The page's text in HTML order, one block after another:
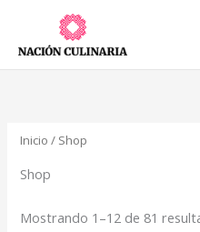
contenido
Inicio / Shop
Shop
Mostrando 1–12 de 81